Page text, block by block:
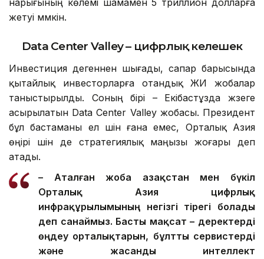
нарығының көлемі шамамен 5 триллион долларға
жетуі мүмкін.
Data Center Valley – цифрлық келешек
Инвестиция дегеннен шығады, сапар барысында
қытайлық инвесторларға отандық ЖИ жобалар
таныстырылды. Соның бірі – Екібастұзда жүзеге
асырылатын Data Center Valley жобасы. Президент
бұл бастаманы ел үшін ғана емес, Орталық Азия
өңірі үшін де стратегиялық маңызы жоғары деп
атады.
– Аталған жоба Қазақстан мен бүкіл
Орталық Азия цифрлық
инфрақұрылымының негізгі тірегі болады
деп санаймыз. Басты мақсат – деректерді
өңдеу орталықтарын, бұлтты сервистерді
және жасанды интеллект